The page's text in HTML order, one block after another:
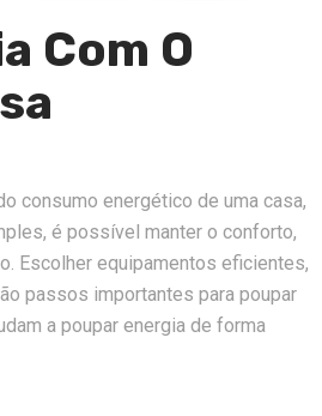
Com O
consumo energético de uma casa,
é possível manter o conforto,
Escolher equipamentos eficientes,
passos importantes para poupar
a poupar energia de forma